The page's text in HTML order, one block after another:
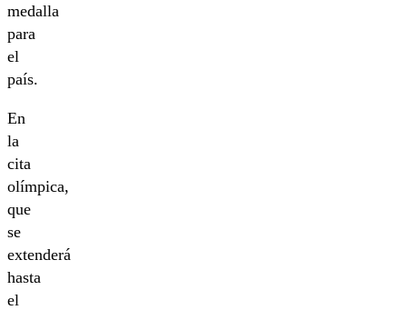
medalla
para
el
país.
En
la
cita
olímpica,
que
se
extenderá
hasta
el